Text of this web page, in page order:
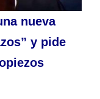
nueva
y pide